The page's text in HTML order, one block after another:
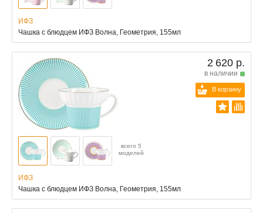
ИФЗ
Чашка с блюдцем ИФЗ Волна, Геометрия, 155мл
2 620 р.
в наличии
В корзину
всего 5
моделей
ИФЗ
Чашка с блюдцем ИФЗ Волна, Геометрия, 155мл